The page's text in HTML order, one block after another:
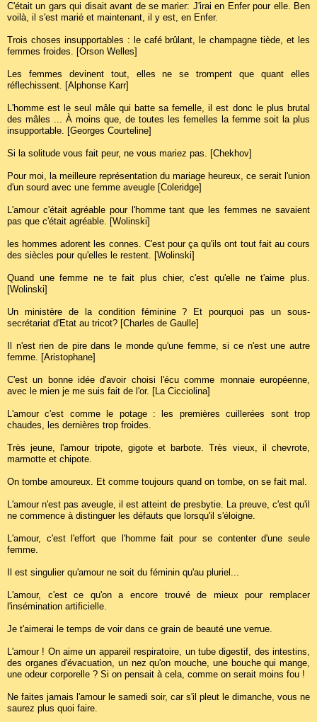
C'était un gars qui disait avant de se marier: J'irai en Enfer pour elle. Ben
voilà, il s'est marié et maintenant, il y est, en Enfer.
Trois choses insupportables : le café brûlant, le champagne tiède, et les
femmes froides. [Orson Welles]
Les femmes devinent tout, elles ne se trompent que quant elles
réflechissent. [Alphonse Karr]
L'homme est le seul mâle qui batte sa femelle, il est donc le plus brutal
des mâles ... À moins que, de toutes les femelles la femme soit la plus
insupportable. [Georges Courteline]
Si la solitude vous fait peur, ne vous mariez pas. [Chekhov]
Pour moi, la meilleure représentation du mariage heureux, ce serait l'union
d'un sourd avec une femme aveugle [Coleridge]
L'amour c'était agréable pour l'homme tant que les femmes ne savaient
pas que c'était agréable. [Wolinski]
les hommes adorent les connes. C'est pour ça qu'ils ont tout fait au cours
des siècles pour qu'elles le restent. [Wolinski]
Quand une femme ne te fait plus chier, c'est qu'elle ne t'aime plus.
[Wolinski]
Un ministère de la condition féminine ? Et pourquoi pas un sous-
secrétariat d'Etat au tricot? [Charles de Gaulle]
Il n'est rien de pire dans le monde qu'une femme, si ce n'est une autre
femme. [Aristophane]
C'est un bonne idée d'avoir choisi l'écu comme monnaie européenne,
avec le mien je me suis fait de l'or. [La Cicciolina]
L'amour c'est comme le potage : les premières cuillerées sont trop
chaudes, les dernières trop froides.
Très jeune, l'amour tripote, gigote et barbote. Très vieux, il chevrote,
marmotte et chipote.
On tombe amoureux. Et comme toujours quand on tombe, on se fait mal.
L'amour n'est pas aveugle, il est atteint de presbytie. La preuve, c'est qu'il
ne commence à distinguer les défauts que lorsqu'il s'éloigne.
L'amour, c'est l'effort que l'homme fait pour se contenter d'une seule
femme.
Il est singulier qu'amour ne soit du féminin qu'au pluriel...
L'amour, c'est ce qu'on a encore trouvé de mieux pour remplacer
l'insémination artificielle.
Je t'aimerai le temps de voir dans ce grain de beauté une verrue.
L'amour ! On aime un appareil respiratoire, un tube digestif, des intestins,
des organes d'évacuation, un nez qu'on mouche, une bouche qui mange,
une odeur corporelle ? Si on pensait à cela, comme on serait moins fou !
Ne faites jamais l'amour le samedi soir, car s'il pleut le dimanche, vous ne
saurez plus quoi faire.